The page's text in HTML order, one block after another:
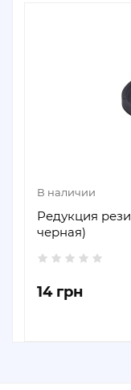
В наличии
Редукция
черная)
14 грн